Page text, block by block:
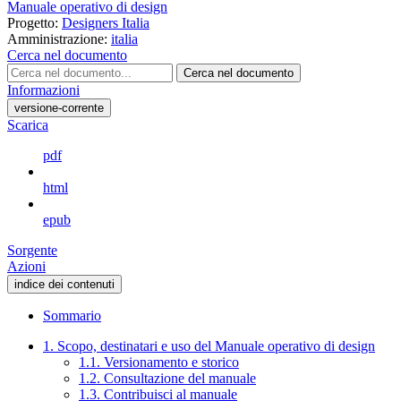
Manuale operativo di design
Progetto: Designers Italia
Amministrazione: italia
Cerca nel documento
Cerca nel documento
Informazioni
versione-corrente
Scarica
pdf
html
epub
Sorgente
Azioni
indice dei contenuti
Sommario
1. Scopo, destinatari e uso del Manuale operativo di design
1.1. Versionamento e storico
1.2. Consultazione del manuale
1.3. Contribuisci al manuale